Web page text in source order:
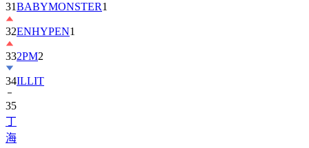
31BABYMONSTER1
32ENHYPEN1
332PM2
34ILLIT
35
丁
海